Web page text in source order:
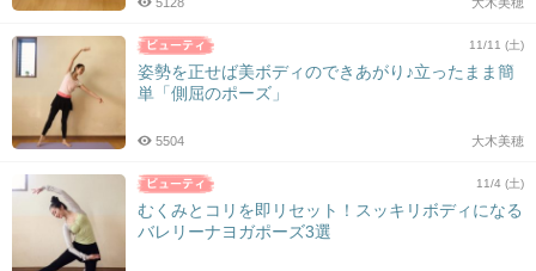
11/11 (土)
姿勢を正せば美ボディのできあがり♪立ったまま簡
単「側屈のポーズ」
大木美穂
5504
11/4 (土)
むくみとコリを即リセット！スッキリボディになる
バレリーナヨガポーズ3選